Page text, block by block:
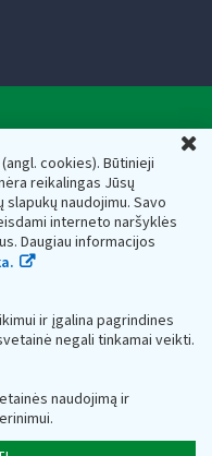
(angl. cookies). Būtinieji
reikalingas Jūsų
naudojimu. Savo
interneto naršyklės
Daugiau informacijos
ir įgalina pagrindines
negali tinkamai veikti.
naudojimą ir
prie Lietuvos
— 188659752,
Lietuva, el.paštas:
188659752
prie Lietuvos
ir saugomi Juridinių